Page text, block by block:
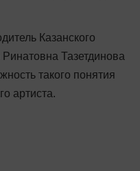
Казанского
Тазетдинова
такого понятия
артиста.